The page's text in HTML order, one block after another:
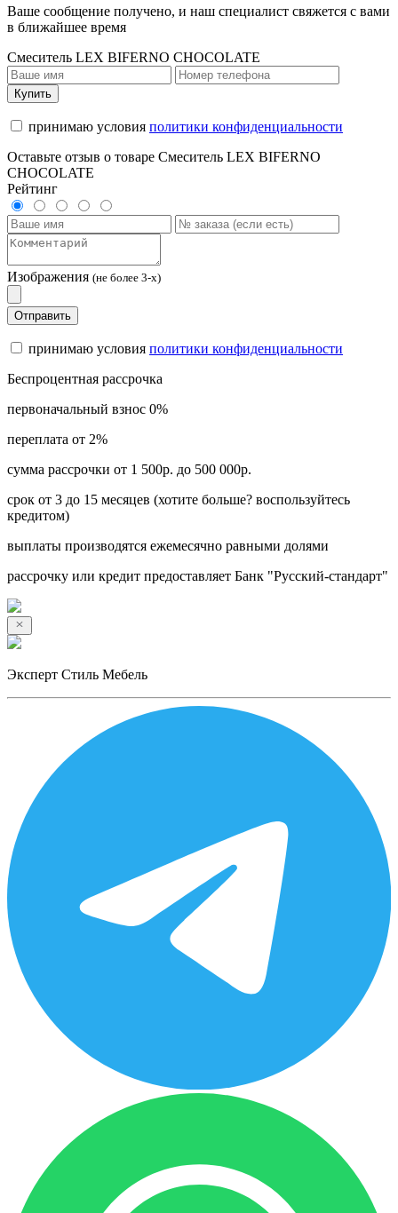
Ваше сообщение получено, и наш специалист свяжется с вами
в ближайшее время
Смеситель LEX BIFERNO CHOCOLATE
Купить
принимаю условия политики конфиденциальности
Оставьте отзыв о товаре Смеситель LEX BIFERNO
CHOCOLATE
Рейтинг
Изображения (не более 3-х)
Отправить
принимаю условия политики конфиденциальности
Беспроцентная рассрочка
первоначальный взнос 0%
переплата от 2%
сумма рассрочки от 1 500р. до 500 000р.
срок от 3 до 15 месяцев (хотите больше? воспользуйтесь
кредитом)
выплаты производятся ежемесячно равными долями
рассрочку или кредит предоставляет Банк "Русский-стандарт"
Эксперт Стиль Мебель